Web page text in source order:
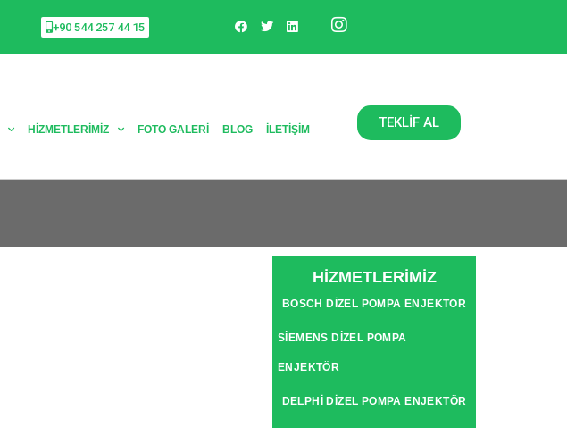
+90 544 257 44 15
HIZMETLERIMIZ FOTO GALERI BLOG İLETIŞIM TEKLİF AL
HİZMETLERİMİZ
BOSCH DIZEL POMPA ENJEKTÖR
SIEMENS DIZEL POMPA
ENJEKTÖR
DELPHI DIZEL POMPA ENJEKTÖR